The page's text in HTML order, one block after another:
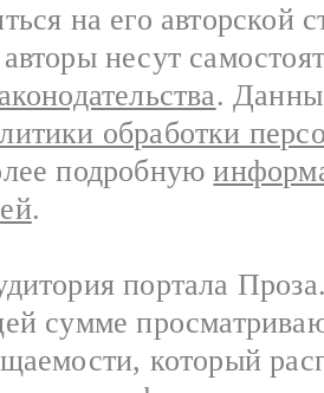
на его авторской
несут
.
обработки
подробную
.
портала
сумме
который